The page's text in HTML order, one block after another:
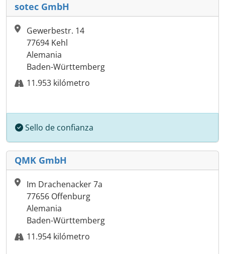
sotec GmbH
Gewerbestr. 14
77694 Kehl
Alemania
Baden-Württemberg
11.953 kilómetro
Sello de confianza
QMK GmbH
Im Drachenacker 7a
77656 Offenburg
Alemania
Baden-Württemberg
11.954 kilómetro